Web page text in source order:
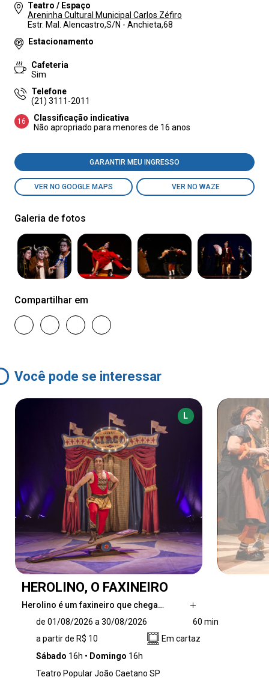
Teatro / Espaço
Areninha Cultural Municipal Carlos Zéfiro
Estr. Mal. Alencastro,S/N - Anchieta,68
Estacionamento
Cafeteria
Sim
Telefone
(21) 3111-2011
16
Classificação indicativa
Não apropriado para menores de 16 anos
GARANTIR MEU INGRESSO
VER NO GOOGLE MAPS VER NO WAZE
Galeria de fotos
Compartilhar em
Você pode se interessar
L
HEROLINO, O FAXINEIRO
Herolino é um faxineiro que chega…
primeiro dia de trabalho em um lugar muito
diferente de todos os outros: um circo. Ao
perceber que está sozinho no picadeiro, deixa
vassouras, espanadores e baldes, passa a
de 01/08/2026 a 30/08/2026
60 min
a partir de R$ 10
Em cartaz
Sábado 16h Domingo 16h
Teatro Popular João Caetano SP